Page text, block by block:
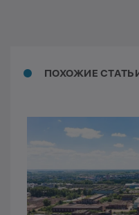
ПОХОЖИЕ